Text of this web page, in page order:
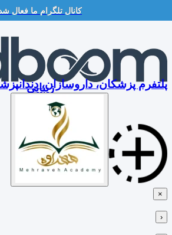
کانال تلگرام ما فعال
Skip
content
پلتفرم پزشکان، داروسازان،زیبایی
×
‹